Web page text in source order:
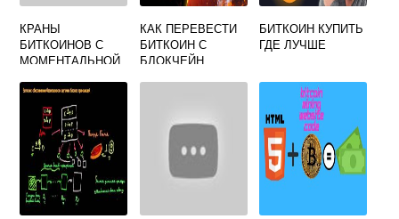
КРАНЫ
БИТКОИНОВ С
МОМЕНТАЛЬНОЙ
КОШЕЛЕК
PAYEER
КАК ПЕРЕВЕСТИ
БИТКОИН С
БЛОКЧЕЙН
БИТКОИН КУПИТЬ
ГДЕ ЛУЧШЕ